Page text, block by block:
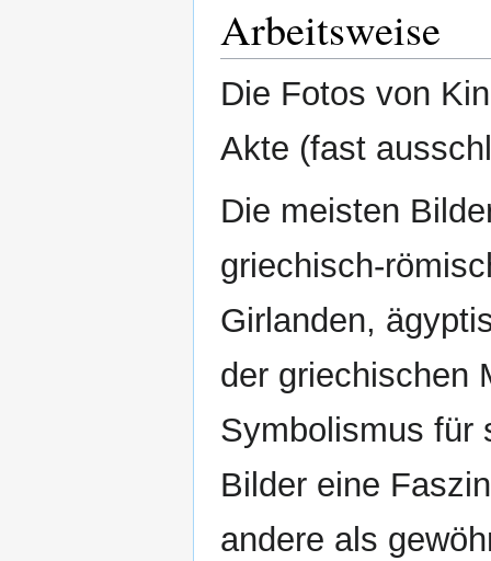
Arbeitsweise
Die Fotos von
Akte (fast
Die meisten
griechisch-
Girlanden,
der griechischen
Symbolismus für
Bilder eine
andere als